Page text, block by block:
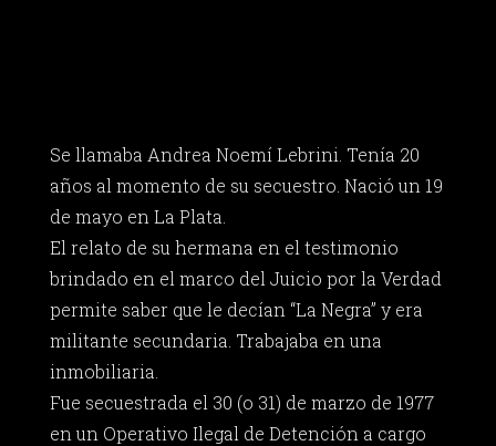
Se llamaba Andrea Noemí Lebrini. Tenía 20
años al momento de su secuestro. Nació un 19
de mayo en La Plata.
El relato de su hermana en el testimonio
brindado en el marco del Juicio por la Verdad
permite saber que le decían “La Negra” y era
militante secundaria. Trabajaba en una
inmobiliaria.
Fue secuestrada el 30 (o 31) de marzo de 1977
en un Operativo Ilegal de Detención a cargo